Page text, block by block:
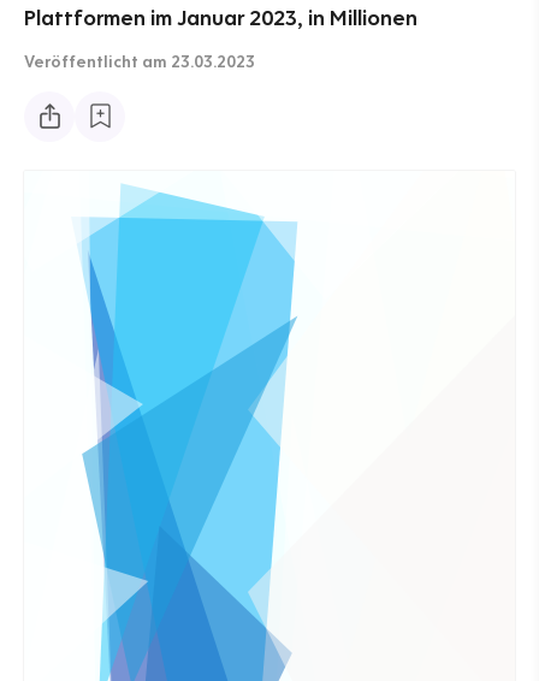
Plattformen im Januar 2023, in Millionen
Veröffentlicht am 23.03.2023